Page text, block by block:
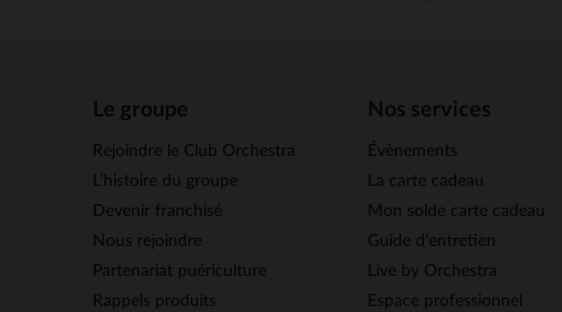
Le groupe
Rejoindre le Club Orchestra
L’histoire du groupe
Devenir franchisé
Nous rejoindre
Partenariat puériculture
Rappels produits
Nos services
Évènements
La carte cadeau
Mon solde carte cadeau
Guide d'entretien
Live by Orchestra
Espace professionnel